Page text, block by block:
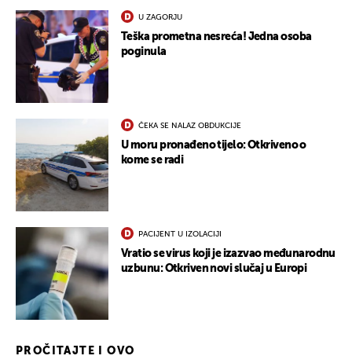
U ZAGORJU
Teška prometna nesreća! Jedna osoba
poginula
ČEKA SE NALAZ OBDUKCIJE
U moru pronađeno tijelo: Otkriveno o
kome se radi
PACIJENT U IZOLACIJI
Vratio se virus koji je izazvao međunarodnu
uzbunu: Otkriven novi slučaj u Europi
PROČITAJTE I OVO